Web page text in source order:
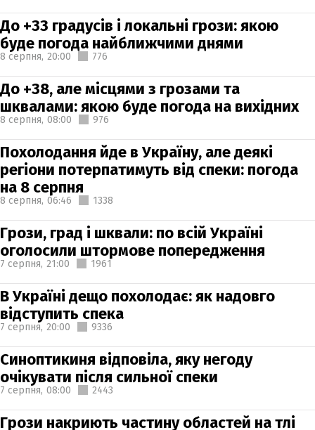
До +33 градусів і локальні грози: якою
буде погода найближчими днями
8 серпня, 20:00 776
До +38, але місцями з грозами та
шквалами: якою буде погода на вихідних
8 серпня, 08:00 976
Похолодання йде в Україну, але деякі
регіони потерпатимуть від спеки: погода
на 8 серпня
8 серпня, 06:46 1338
Грози, град і шквали: по всій Україні
оголосили штормове попередження
7 серпня, 21:00 1961
В Україні дещо похолодає: як надовго
відступить спека
7 серпня, 20:00 9336
Синоптикиня відповіла, яку негоду
очікувати після сильної спеки
7 серпня, 08:00 2443
Грози накриють частину областей на тлі